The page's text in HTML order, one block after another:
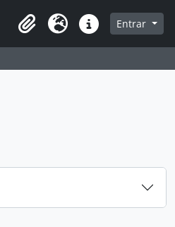
de navegação
Clipboard
Idioma Ligações rápidas
Entrar